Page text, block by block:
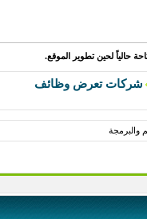
حالياً لحين تطوير الموقع.
شركات تعرض وظائف
والبرمجة